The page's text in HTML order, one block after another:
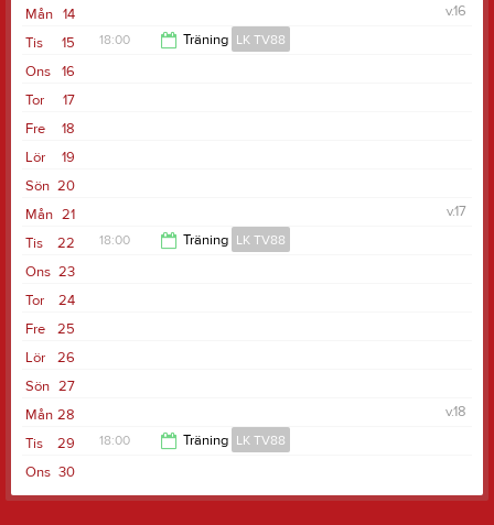
14
Mån
v.16
15
Tis 18:00 Träning LK TV88
16
Ons
17
Tor
18
Fre
19
Lör
20
Sön
21
Mån
v.17
22
Tis 18:00 Träning LK TV88
23
Ons
24
Tor
25
Fre
26
Lör
27
Sön
28
Mån
v.18
29
Tis 18:00 Träning LK TV88
19:30
30
Ons